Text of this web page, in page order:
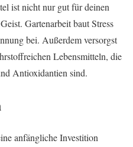
ist nicht nur gut für deinen
Gartenarbeit baut Stress
bei. Außerdem versorgst
Lebensmitteln, die
Antioxidantien sind.
anfängliche Investition